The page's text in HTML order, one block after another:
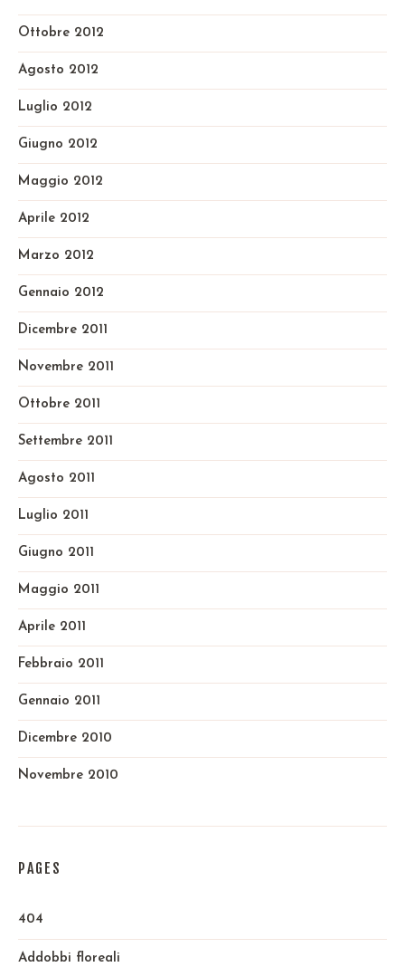
Ottobre 2012
Agosto 2012
Luglio 2012
Giugno 2012
Maggio 2012
Aprile 2012
Marzo 2012
Gennaio 2012
Dicembre 2011
Novembre 2011
Ottobre 2011
Settembre 2011
Agosto 2011
Luglio 2011
Giugno 2011
Maggio 2011
Aprile 2011
Febbraio 2011
Gennaio 2011
Dicembre 2010
Novembre 2010
PAGES
404
Addobbi floreali